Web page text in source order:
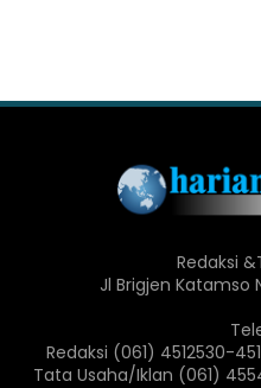
Redaksi
Jl Brigjen Katamso
Redaksi (061) 4512530-
Tata Usaha/Iklan (061)